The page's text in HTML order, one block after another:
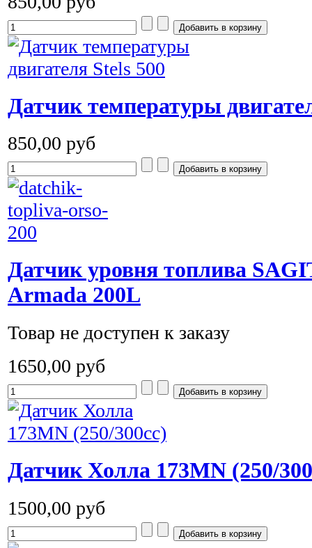
Датчик температуры
850,00 руб
Датчик уровня топлива
Armada 200L
Товар не доступен к заказу
1650,00 руб
Датчик Холла 173MN (250/
1500,00 руб